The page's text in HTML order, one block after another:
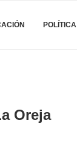
POLÍTICA
Oreja